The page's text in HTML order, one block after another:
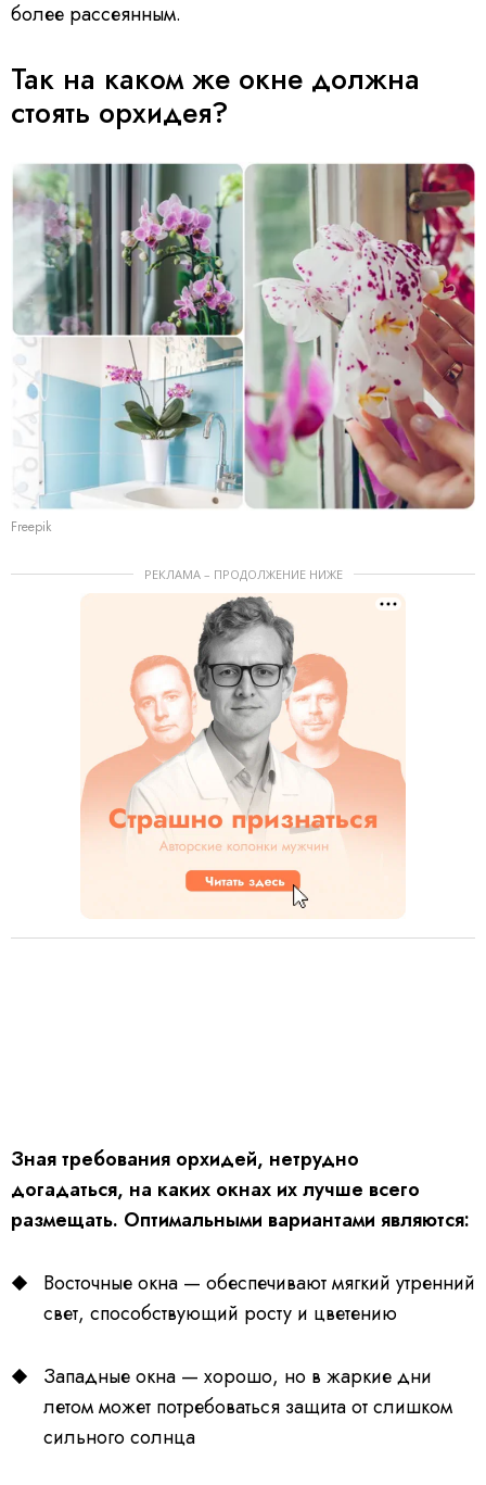
более рассеянным.
Так на каком же окне должна
стоять орхидея?
Freepik
РЕКЛАМА – ПРОДОЛЖЕНИЕ НИЖЕ
Зная требования орхидей, нетрудно
догадаться, на каких окнах их лучше всего
размещать. Оптимальными вариантами являются:
Восточные окна — обеспечивают мягкий утренний
свет, способствующий росту и цветению
Западные окна — хорошо, но в жаркие дни
летом может потребоваться защита от слишком
сильного солнца